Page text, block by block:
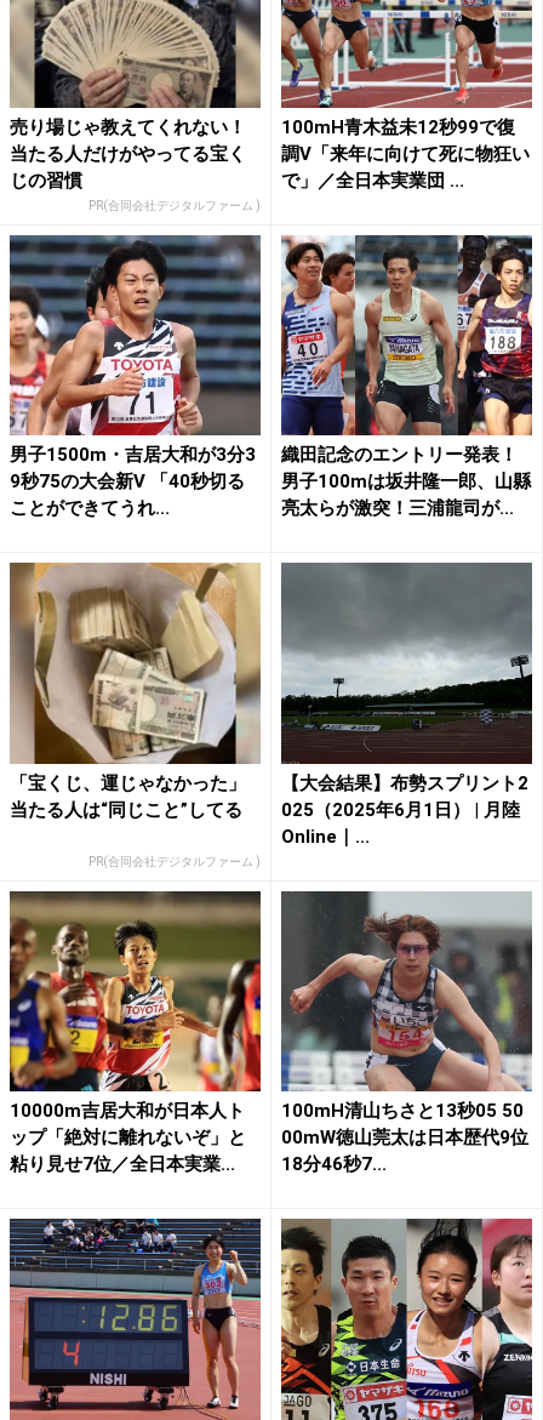
売り場じゃ教えてくれない！
当たる人だけがやってる宝く
じの習慣
PR(合同会社デジタルファーム )
100mH青木益未12秒99で復
調V「来年に向けて死に物狂い
で」／全日本実業団 ...
男子1500m・吉居大和が3分3
9秒75の大会新V 「40秒切る
ことができてうれ...
織田記念のエントリー発表！
男子100mは坂井隆一郎、山縣
亮太らが激突！三浦龍司が...
「宝くじ、運じゃなかった」
当たる人は“同じこと”してる
PR(合同会社デジタルファーム )
【大会結果】布勢スプリント2
025（2025年6月1日） | 月陸
Online｜...
10000m吉居大和が日本人ト
ップ「絶対に離れないぞ」と
粘り見せ7位／全日本実業...
100mH清山ちさと13秒05 50
00mW徳山莞太は日本歴代9位
18分46秒7...